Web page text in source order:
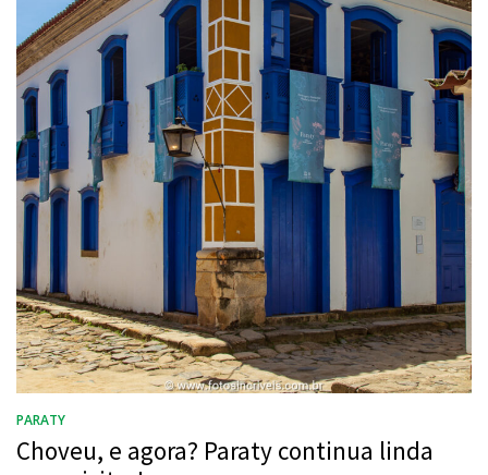
PARATY
Choveu, e agora? Paraty continua linda